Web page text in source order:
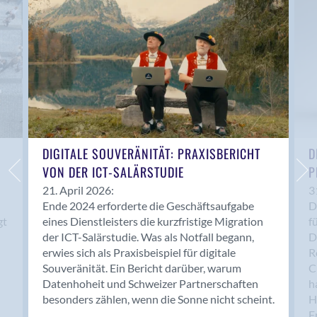
Anwil
Appenzell
Au SG
Baar
Baden
Balsthal
Balzers
Basel
Bassersdorf
Belp
Bendern
Benken (SG)
Bergdietikon
Berlin
Bern
Bern - Liebefeld
DIGITALE SOUVERÄNITÄT: PRAXISBERICHT
VON DER ICT-SALÄRSTUDIE
21. April 2026:
Ende 2024 erforderte die Geschäftsaufgabe
eines Dienstleisters die kurzfristige Migration
der ICT-Salärstudie. Was als Notfall begann,
erwies sich als Praxisbeispiel für digitale
Souveränität. Ein Bericht darüber, warum
Datenhoheit und Schweizer Partnerschaften
besonders zählen, wenn die Sonne nicht scheint.